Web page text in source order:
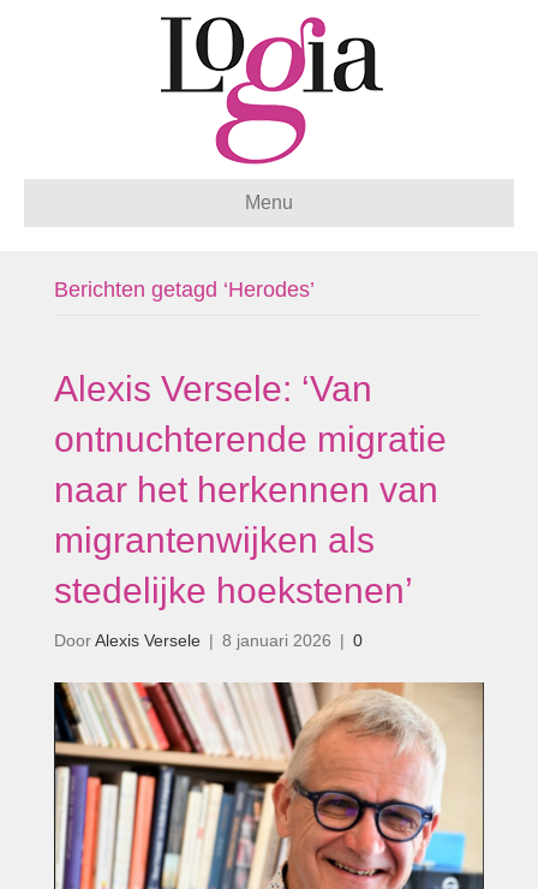
Menu
Berichten getagd ‘Herodes’
Alexis Versele: ‘Van
ontnuchterende migratie
naar het herkennen van
migrantenwijken als
stedelijke hoekstenen’
DoorAlexis Versele | 8 januari 2026 | 0